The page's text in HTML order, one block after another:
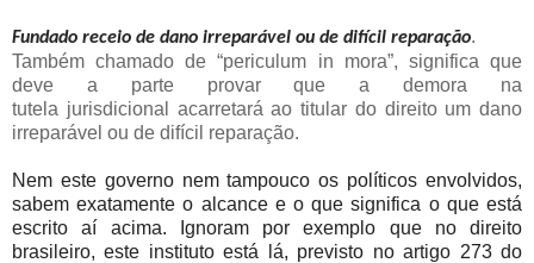
Fundado receio de dano irreparável ou de difícil reparação.
Também chamado de “periculum in mora”, significa que
deve a parte provar que a demora na
tutela jurisdicional acarretará ao titular do direito um dano
irreparável ou de difícil reparação.
Nem este governo nem tampouco os políticos envolvidos,
sabem exatamente o alcance e o que significa o que está
escrito aí acima. Ignoram por exemplo que no direito
brasileiro, este instituto está lá, previsto no artigo 273 do